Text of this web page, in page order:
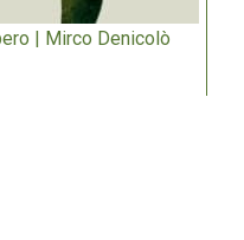
| Mirco Denicolò